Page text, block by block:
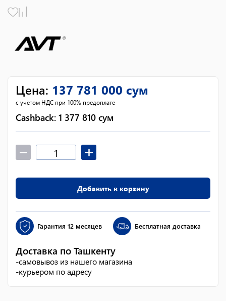
Цена: 137 781 000 сум
с учётом НДС при 100% предоплате
Cashback: 1 377 810 сум
Добавить в корзину
Гарантия 12 месяцев Бесплатная доставка
Доставка по Ташкенту
-самовывоз из нашего магазина
-курьером по адресу